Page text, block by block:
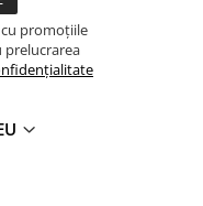
promoțiile
prelucrarea